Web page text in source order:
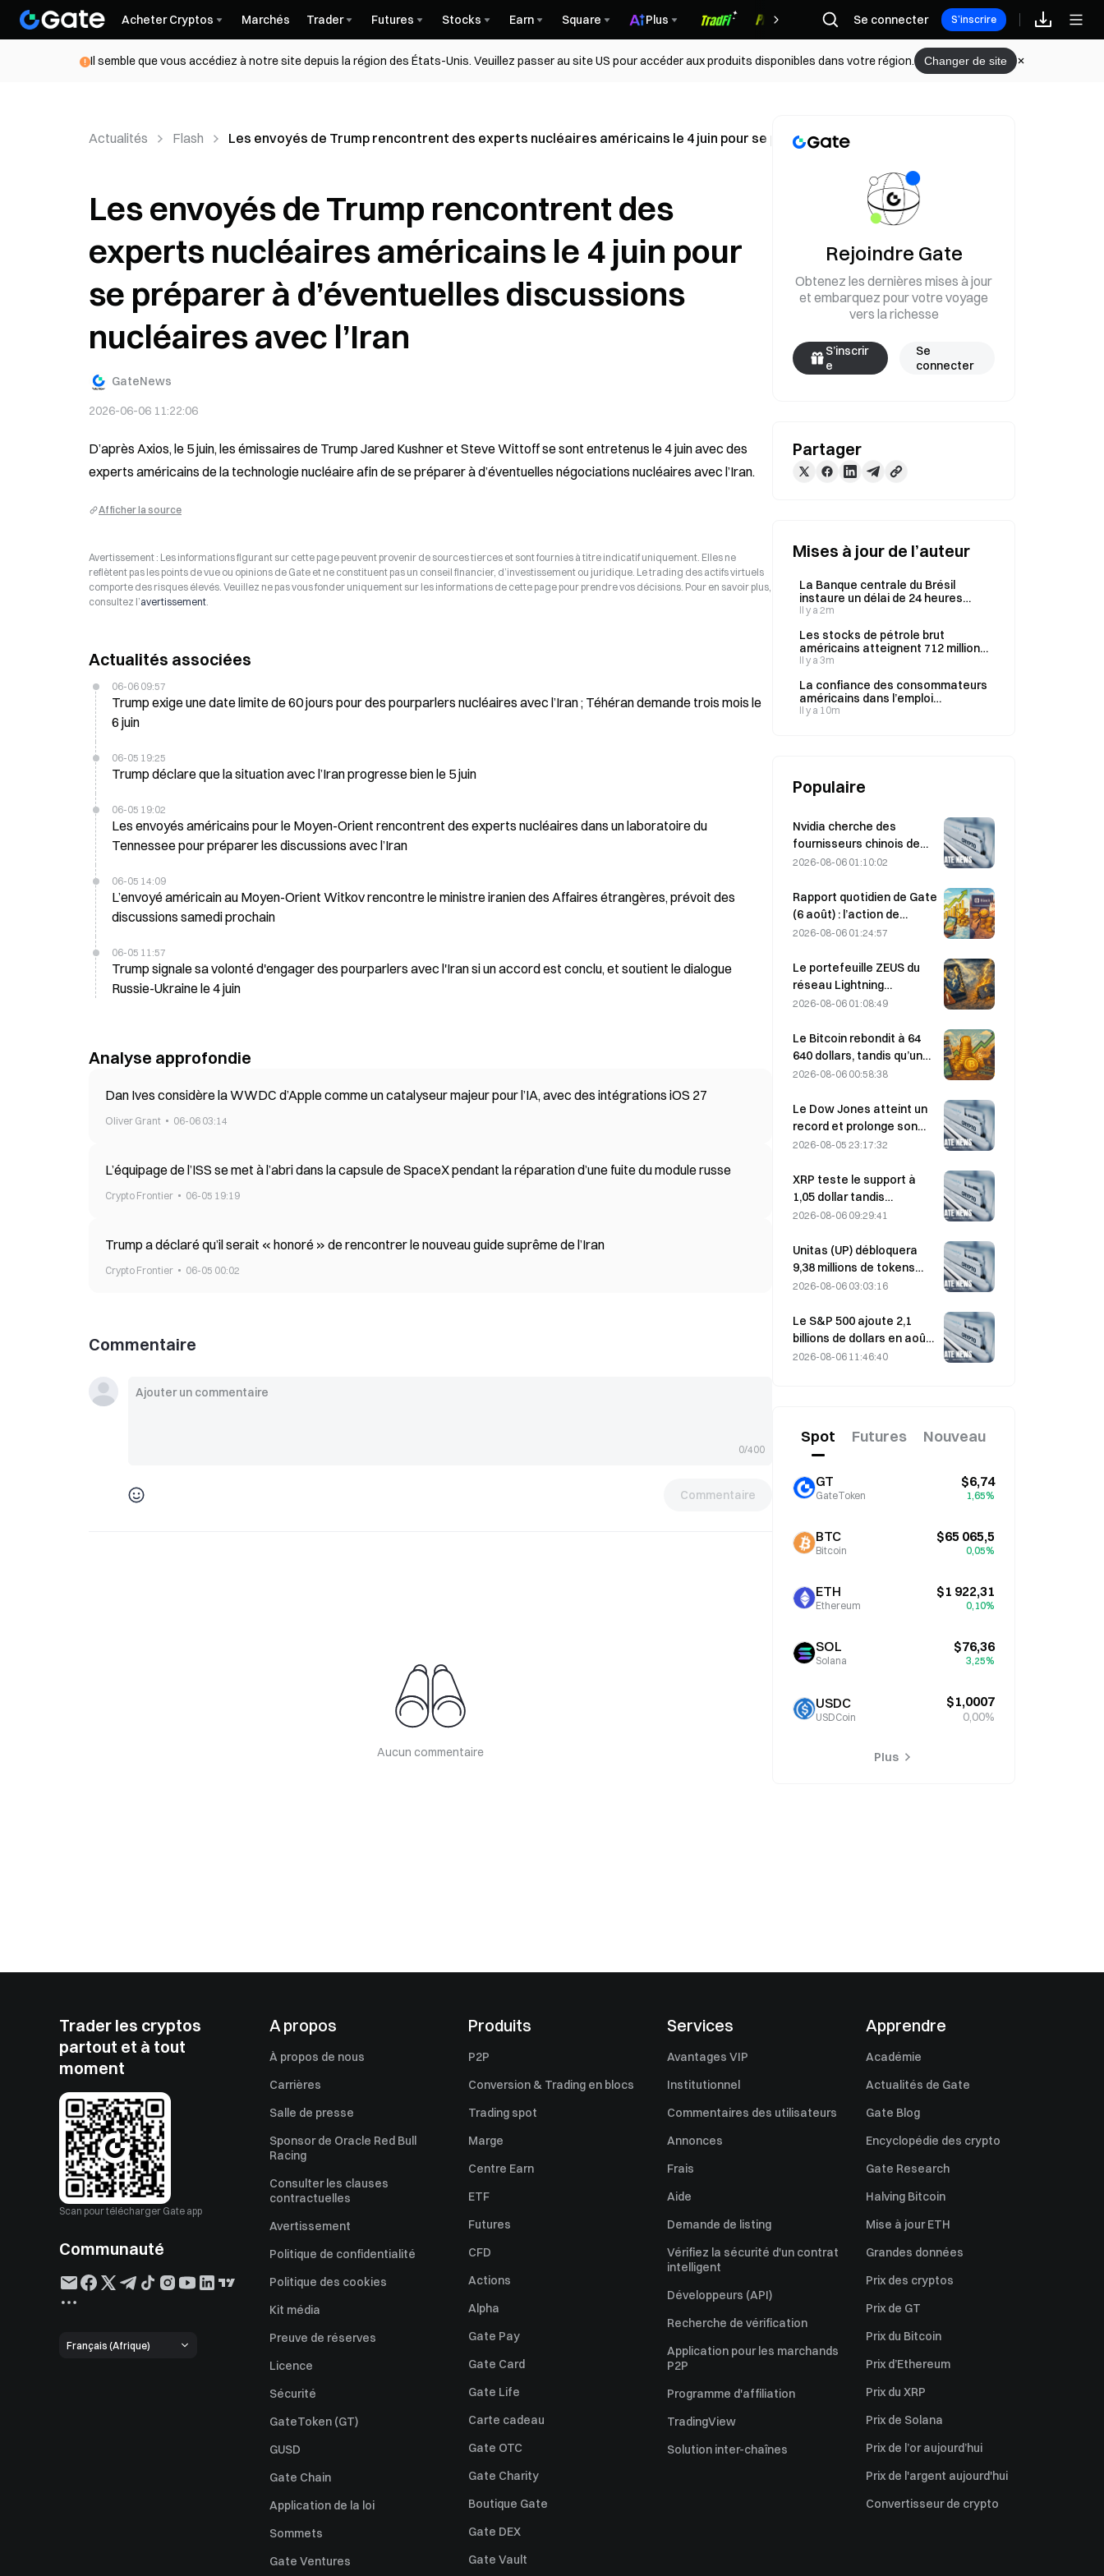
Acheter Cryptos Marchés Trader Futures Stocks Earn Square Plus Récompenses
Se connecter S’inscrire
Il semble que vous accédiez à notre site depuis la région des États-Unis. Veuillez passer au site US pour accéder aux produits disponibles dans votre région. Changer de site
Actualités Flash Les envoyés de Trump rencontrent des experts nucléaires américains le 4 juin pour se préparer à d’éventuelles discussions nucléaires avec
Les envoyés de Trump rencontrent des
experts nucléaires américains le 4 juin pour
se préparer à d’éventuelles discussions
nucléaires avec l’Iran
GateNews
2026-06-06 11:22:06
D’après Axios, le 5 juin, les émissaires de Trump Jared Kushner et Steve Wittoff se sont entretenus le 4 juin avec des
experts américains de la technologie nucléaire afin de se préparer à d’éventuelles négociations nucléaires avec l’Iran.
Afficher la source
Avertissement : Les informations figurant sur cette page peuvent provenir de sources tierces et sont fournies à titre indicatif uniquement. Elles ne
reflètent pas les points de vue ou opinions de Gate et ne constituent pas un conseil financier, d’investissement ou juridique. Le trading des actifs virtuels
comporte des risques élevés. Veuillez ne pas vous fonder uniquement sur les informations de cette page pour prendre vos décisions. Pour en savoir plus,
consultez l’avertissement.
Actualités associées
06-06 09:57
Trump exige une date limite de 60 jours pour des pourparlers nucléaires avec l’Iran ; Téhéran demande trois mois le
6 juin
06-05 19:25
Trump déclare que la situation avec l’Iran progresse bien le 5 juin
06-05 19:02
Les envoyés américains pour le Moyen-Orient rencontrent des experts nucléaires dans un laboratoire du
Tennessee pour préparer les discussions avec l’Iran
06-05 14:09
L’envoyé américain au Moyen-Orient Witkov rencontre le ministre iranien des Affaires étrangères, prévoit des
discussions samedi prochain
06-05 11:57
Trump signale sa volonté d'engager des pourparlers avec l'Iran si un accord est conclu, et soutient le dialogue
Russie-Ukraine le 4 juin
Analyse approfondie
Dan Ives considère la WWDC d’Apple comme un catalyseur majeur pour l’IA, avec des intégrations iOS 27
Oliver Grant 06-06 03:14
L’équipage de l’ISS se met à l’abri dans la capsule de SpaceX pendant la réparation d’une fuite du module russe
Crypto Frontier 06-05 19:19
Trump a déclaré qu’il serait « honoré » de rencontrer le nouveau guide suprême de l’Iran
Crypto Frontier 06-05 00:02
Commentaire
0/400
Commentaire
Aucun commentaire
Rejoindre Gate
Obtenez les dernières mises à jour
et embarquez pour votre voyage
vers la richesse
S’inscrir
e
Se
connecter
Partager
Mises à jour de l’auteur
La Banque centrale du Brésil
instaure un délai de 24 heures
pour les transferts de crypto
Il y a 2m
Les stocks de pétrole brut
américains atteignent 712 millions
de barils, leur plus bas niveau
Il y a 3m
La confiance des consommateurs
américains dans l’emploi
augmente en juillet ; les
Il y a 10m
Populaire
Nvidia cherche des
fournisseurs chinois de
stations de base IA pour
6G
2026-08-06 01:10:02
Rapport quotidien de Gate
(6 août) : l’action de
préférence STRC de
fortement ; Block relève
ses prévisions de
résultats pour l’ensemble
2026-08-06 01:24:57
Le portefeuille ZEUS du
réseau Lightning
temporairement mis hors
l’équipe affirme que les
fonds des utilisateurs
n’ont pas été perdus
2026-08-06 01:08:49
Le Bitcoin rebondit à 64
640 dollars, tandis qu’une
vulnérabilité de Coldcard
portefeuilles actifs à son
plus haut niveau en trois
mois
2026-08-06 00:58:38
Le Dow Jones atteint un
record et prolonge son
rallye de cinq jours durant
investissements dans l’IA
stimulent les gains
2026-08-05 23:17:32
XRP teste le support à
1,05 dollar tandis
qu’Ethereum se maintient
contexte de faible volume
2026-08-06 09:29:41
Unitas (UP) débloquera
9,38 millions de tokens
d’une valeur de 3,18
août
2026-08-06 03:03:16
Le S&P 500 ajoute 2,1
billions de dollars en août,
en hausse de 3,12 %,
2026-08-06 11:46:40
Spot Futures Nouveau
GT
GateToken
$6,74
1,65%
BTC
Bitcoin
$65 065,5
0,05%
ETH
Ethereum
$1 922,31
0,10%
SOL
Solana
$76,36
3,25%
USDC
USDCoin
$1,0007
0,00%
Plus
Trader les cryptos
partout et à tout
moment
Scan pour télécharger Gate app
Communauté
Français (Afrique)
A propos
À propos de nous
Carrières
Salle de presse
Sponsor de Oracle Red Bull
Racing
Consulter les clauses
contractuelles
Avertissement
Politique de confidentialité
Politique des cookies
Kit média
Preuve de réserves
Licence
Sécurité
GateToken (GT)
GUSD
Gate Chain
Application de la loi
Sommets
Gate Ventures
Produits
P2P
Conversion & Trading en blocs
Trading spot
Marge
Centre Earn
ETF
Futures
CFD
Actions
Alpha
Gate Pay
Gate Card
Gate Life
Carte cadeau
Gate OTC
Gate Charity
Boutique Gate
Gate DEX
Gate Vault
Services
Avantages VIP
Institutionnel
Commentaires des utilisateurs
Annonces
Frais
Aide
Demande de listing
Vérifiez la sécurité d'un contrat
intelligent
Développeurs (API)
Recherche de vérification
Application pour les marchands
P2P
Programme d'affiliation
TradingView
Solution inter-chaînes
Apprendre
Académie
Actualités de Gate
Gate Blog
Encyclopédie des crypto
Gate Research
Halving Bitcoin
Mise à jour ETH
Grandes données
Prix des cryptos
Prix de GT
Prix du Bitcoin
Prix d’Ethereum
Prix du XRP
Prix de Solana
Prix de l’or aujourd’hui
Prix de l'argent aujourd'hui
Convertisseur de crypto